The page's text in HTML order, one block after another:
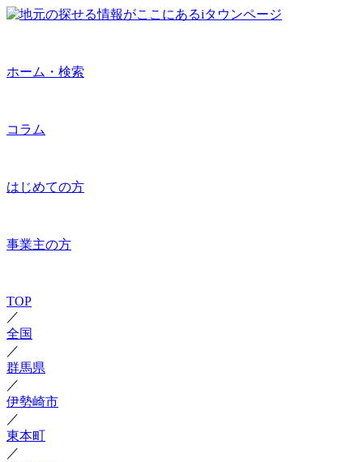
ホーム・検索
コラム
はじめての方
事業主の方
TOP
／
全国
／
群馬県
／
伊勢崎市
／
東本町
／